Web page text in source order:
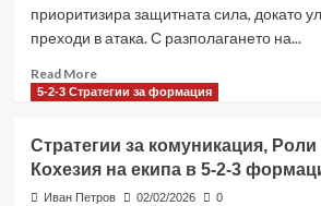
приоритизира защитната сила, докато
преходи в атака. С разполагането на...
Read MoreRead
more
2-
3
формация:
5-2-3 Стратегии за формация
Стратегии за комуникация,
Кохезия на екипа в 5-2-3
Иван Петров 02/02/2026 0